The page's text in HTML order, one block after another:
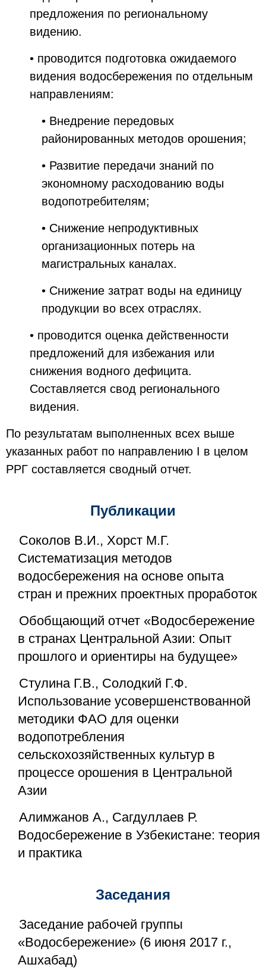
предложения по региональному
видению.
• проводится подготовка ожидаемого
видения водосбережения по отдельным
направлениям:
• Внедрение передовых
районированных методов орошения;
• Развитие передачи знаний по
экономному расходованию воды
водопотребителям;
• Снижение непродуктивных
организационных потерь на
магистральных каналах.
• Снижение затрат воды на единицу
продукции во всех отраслях.
• проводится оценка действенности
предложений для избежания или
снижения водного дефицита.
Составляется свод регионального
видения.
По результатам выполненных всех выше
указанных работ по направлению I в целом
РРГ составляется сводный отчет.
Публикации
Соколов В.И., Хорст М.Г.
Систематизация методов
водосбережения на основе опыта
стран и прежних проектных проработок
Обобщающий отчет «Водосбережение
в странах Центральной Азии: Опыт
прошлого и ориентиры на будущее»
Стулина Г.В., Солодкий Г.Ф.
Использование усовершенствованной
методики ФАО для оценки
водопотребления
сельскохозяйственных культур в
процессе орошения в Центральной
Азии
Алимжанов А., Сагдуллаев Р.
Водосбережение в Узбекистане: теория
и практика
Заседания
Заседание рабочей группы
«Водосбережение» (6 июня 2017 г.,
Ашхабад)